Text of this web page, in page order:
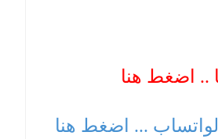
.. اضغط هنا
... اضغط هنا